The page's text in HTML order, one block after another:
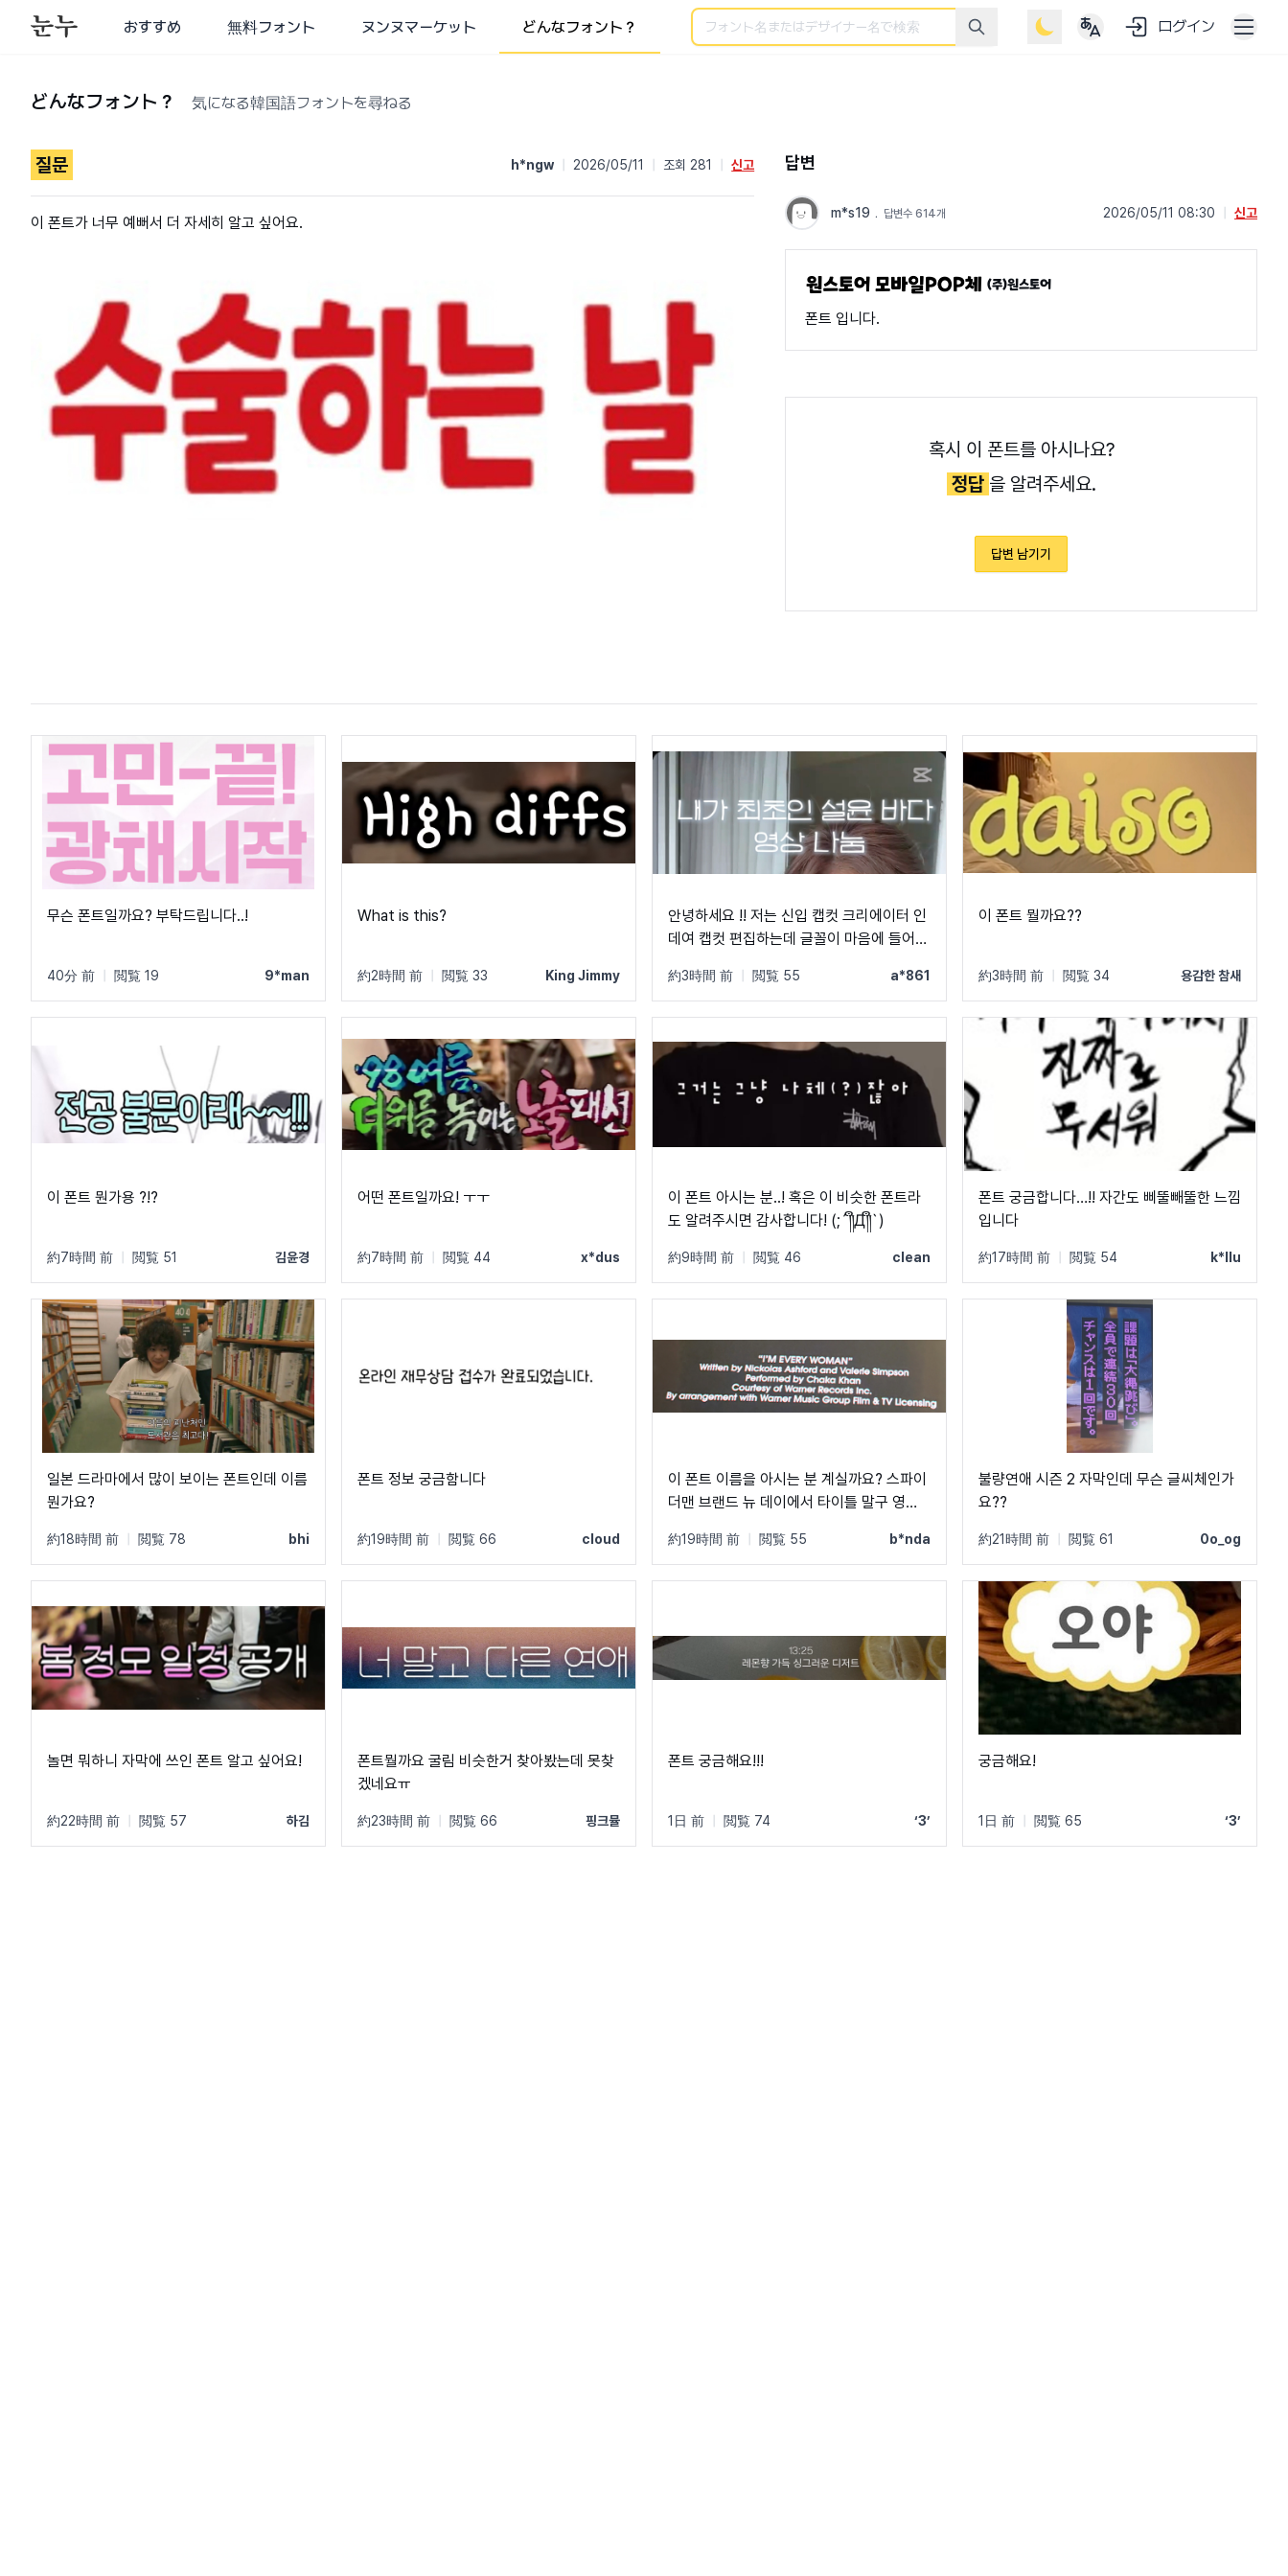
おすすめ 無料フォント ヌンヌマーケット どんなフォント？
検索 ログイン
どんなフォント？ 気になる韓国語フォントを尋ねる
질문 h*ngw 2026/05/11 조회 281 신고
이 폰트가 너무 예뻐서 더 자세히 알고 싶어요.
답변
m*s19 ﹒ 답변수 614개 2026/05/11 08:30 신고
(주)원스토어
폰트 입니다.
혹시 이 폰트를 아시나요?
정답 을 알려주세요.
답변 남기기
무슨 폰트일까요? 부탁드립니다..!
40分 前 閲覧 19 9*man
What is this?
約2時間 前 閲覧 33 King Jimmy
안녕하세요 !! 저는 신입 캡컷 크리에이터 인
데여 캡컷 편집하는데 글꼴이 마음에 들어서
알려줘서 물어봐요 ㅠㅜ 제발 빨리 알려주세
요 .. 저 이 글꼴 가지고싶어요 ㅠ ㅂ ㅠ
約3時間 前 閲覧 55 a*861
이 폰트 뭘까요??
約3時間 前 閲覧 34 용감한 참새
이 폰트 뭔가용 ?!?
約7時間 前 閲覧 51 김윤경
어떤 폰트일까요! ㅜㅜ
約7時間 前 閲覧 44 x*dus
이 폰트 아시는 분..! 혹은 이 비슷한 폰트라
도 알려주시면 감사합니다! (;´༎ຶД༎ຶ`)
約9時間 前 閲覧 46 clean
폰트 궁금합니다…!! 자간도 삐뚤빼뚤한 느낌
입니다
約17時間 前 閲覧 54 k*llu
일본 드라마에서 많이 보이는 폰트인데 이름
뭔가요?
約18時間 前 閲覧 78 bhi
폰트 정보 궁금함니다
約19時間 前 閲覧 66 cloud
이 폰트 이름을 아시는 분 계실까요? 스파이
더맨 브랜드 뉴 데이에서 타이틀 말구 영화
이랑 지역 이름 자막에 쓰였었어요! C, Q가
정원에 가깝고 t가 유독 가로가 짧아서 예쁘
約19時間 前 閲覧 55 b*nda
불량연애 시즌 2 자막인데 무슨 글씨체인가
요??
約21時間 前 閲覧 61 0o_og
놀면 뭐하니 자막에 쓰인 폰트 알고 싶어요!
約22時間 前 閲覧 57 하김
폰트뭘까요 굴림 비슷한거 찾아봤는데 못찾
겠네요ㅠ
約23時間 前 閲覧 66 핑크뮬
폰트 궁금해요!!!
1日 前 閲覧 74 ‘3’
궁금해요!
1日 前 閲覧 65 ‘3’